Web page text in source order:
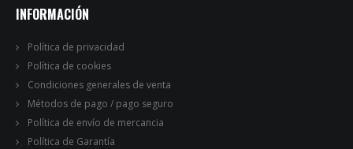
INFORMACIÓN
Política de privacidad
Política de cookies
Condiciones generales de venta
Métodos de pago / pago seguro
Política de envío de mercancia
Política de Garantía